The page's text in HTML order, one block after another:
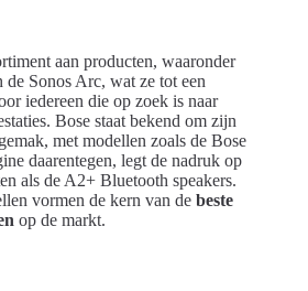
aan producten, waaronder
Sonos Arc, wat ze tot een
iedereen die op zoek is naar
Bose staat bekend om zijn
met modellen zoals de Bose
daarentegen, legt de nadruk op
als de A2+ Bluetooth speakers.
vormen de kern van de beste
op de markt.